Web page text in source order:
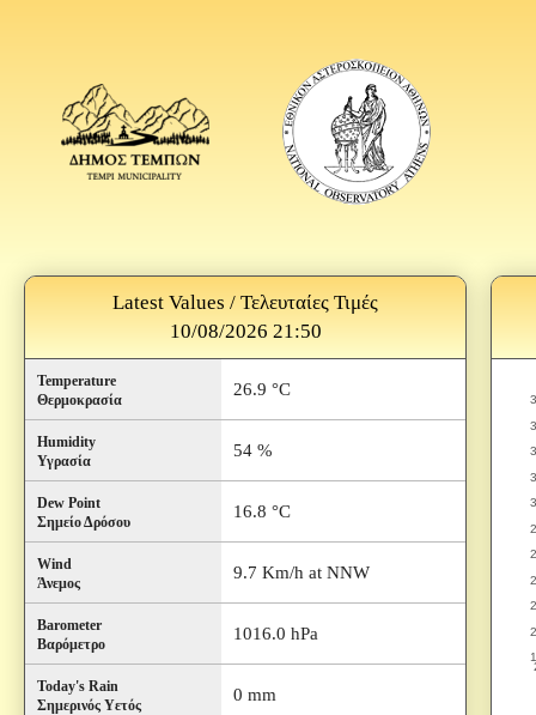
Latest Values / Τελευταίες Τιμές
10/08/2026 21:50
Temperature
Θερμοκρασία
26.9 °C
Humidity
Υγρασία
54 %
Dew Point
Σημείο Δρόσου
16.8 °C
Wind
Άνεμος
9.7 Km/h at NNW
Barometer
Βαρόμετρο
1016.0 hPa
Today's Rain
Σημερινός Υετός
0 mm